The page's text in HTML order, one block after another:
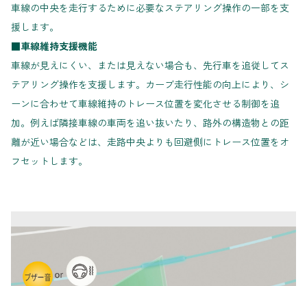
車線の中央を走行するために必要なステアリング操作の一部を支
援します。
■車線維持支援機能
車線が見えにくい、または見えない場合も、先行車を追従してス
テアリング操作を支援します。カーブ走行性能の向上により、シ
ーンに合わせて車線維持のトレース位置を変化させる制御を追
加。例えば隣接車線の車両を追い抜いたり、路外の構造物との距
離が近い場合などは、走路中央よりも回避側にトレース位置をオ
フセットします。